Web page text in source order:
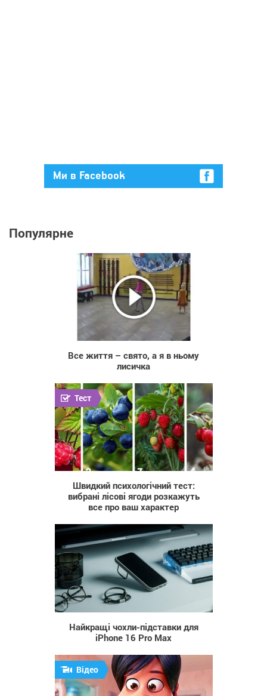
Ми в Facebook
Популярне
Все життя – свято, а я в ньому
лисичка
1 640
Тест
Швидкий психологічний тест:
вибрані лісові ягоди розкажуть
все про ваш характер
Найкращі чохли-підставки для
iPhone 16 Pro Max
Відео